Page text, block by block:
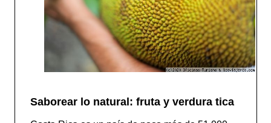
Saborear lo natural: fruta y verdura tica